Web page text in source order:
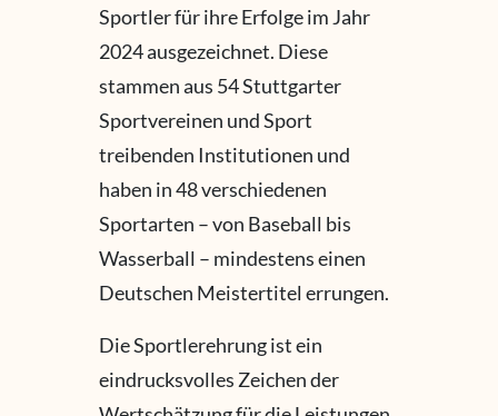
Sportler für ihre Erfolge im Jahr
2024 ausgezeichnet. Diese
stammen aus 54 Stuttgarter
Sportvereinen und Sport
treibenden Institutionen und
haben in 48 verschiedenen
Sportarten – von Baseball bis
Wasserball – mindestens einen
Deutschen Meistertitel errungen.
Die Sportlerehrung ist ein
eindrucksvolles Zeichen der